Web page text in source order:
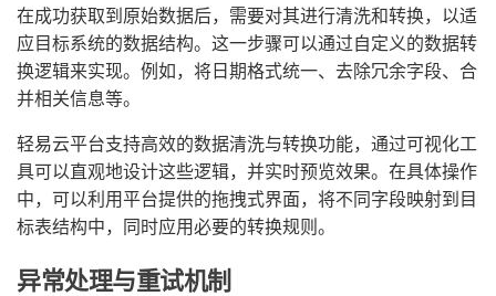
在成功获取到原始数据后，需要对其进行清洗和转换，以适
应目标系统的数据结构。这一步骤可以通过自定义的数据转
换逻辑来实现。例如，将日期格式统一、去除冗余字段、合
并相关信息等。
轻易云平台支持高效的数据清洗与转换功能，通过可视化工
具可以直观地设计这些逻辑，并实时预览效果。在具体操作
中，可以利用平台提供的拖拽式界面，将不同字段映射到目
标表结构中，同时应用必要的转换规则。
异常处理与重试机制